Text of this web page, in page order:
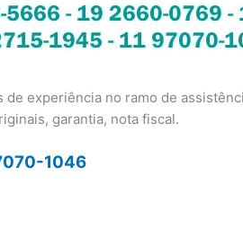
de experiência no ramo de
garantia, nota fiscal.
1046